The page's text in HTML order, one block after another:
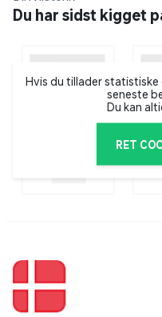
Du kan lave slushies af
genanvendelig. Vask
hver brug, frys igen,
slushie. Brug din
ChillFactor stopper
Du har sidst kigget
Hvis du tillader statistiske
seneste
Du kan
RET